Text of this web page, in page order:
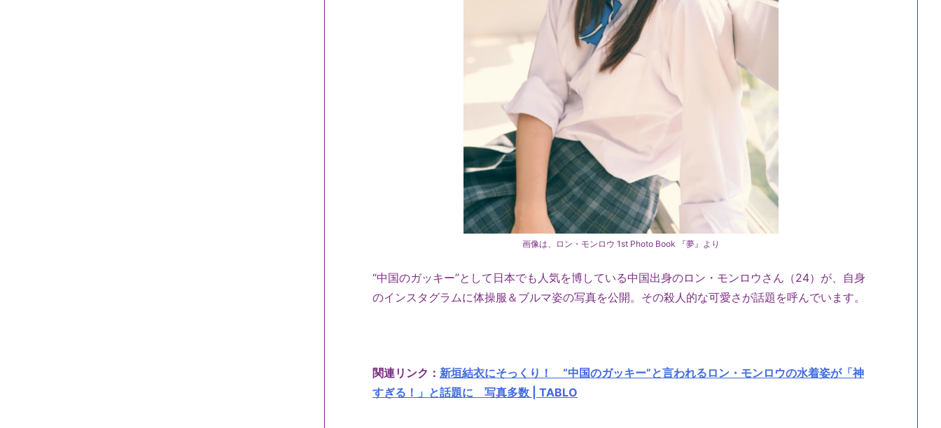
画像は、ロン・モンロウ 1st Photo Book 『夢』より
“中国のガッキー”として日本でも人気を博している中国出身のロン・モンロウさん（24）が、自身
のインスタグラムに体操服＆ブルマ姿の写真を公開。その殺人的な可愛さが話題を呼んでいます。
関連リンク： 新垣結衣にそっくり！ “中国のガッキー”と言われるロン・モンロウの水着姿が「神
すぎる！」と話題に 写真多数 | TABLO